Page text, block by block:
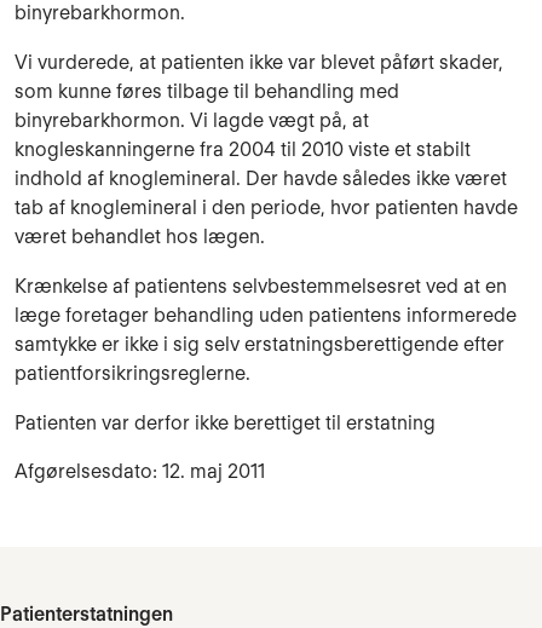
binyrebarkhormon.
Vi vurderede, at patienten ikke var blevet påført skader,
som kunne føres tilbage til behandling med
binyrebarkhormon. Vi lagde vægt på, at
knogleskanningerne fra 2004 til 2010 viste et stabilt
indhold af knoglemineral. Der havde således ikke været
tab af knoglemineral i den periode, hvor patienten havde
været behandlet hos lægen.
Krænkelse af patientens selvbestemmelsesret ved at en
læge foretager behandling uden patientens informerede
samtykke er ikke i sig selv erstatningsberettigende efter
patientforsikringsreglerne.
Patienten var derfor ikke berettiget til erstatning
Afgørelsesdato: 12. maj 2011
Patienterstatningen